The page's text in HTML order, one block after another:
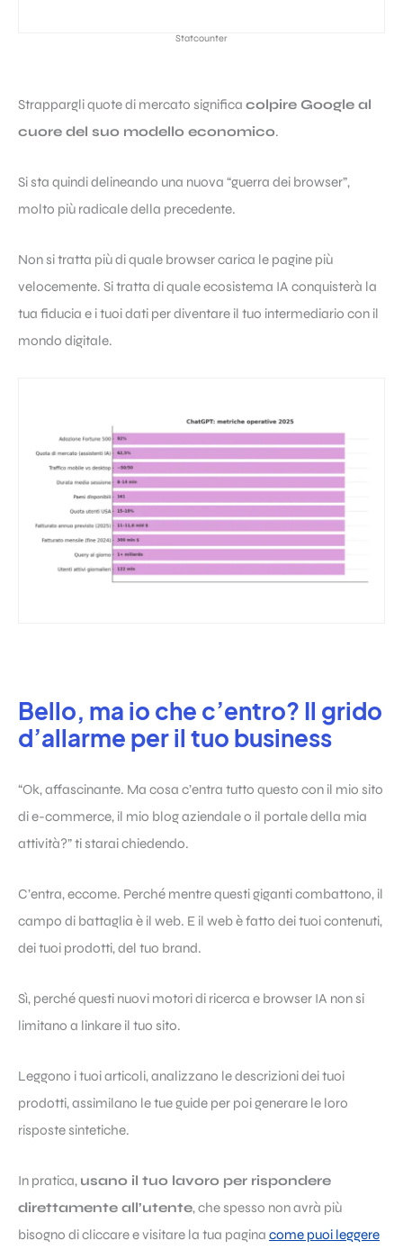
Statcounter
Strappargli quote di mercato significa colpire Google al
cuore del suo modello economico.
Si sta quindi delineando una nuova “guerra dei browser”,
molto più radicale della precedente.
Non si tratta più di quale browser carica le pagine più
velocemente. Si tratta di quale ecosistema IA conquisterà la
tua fiducia e i tuoi dati per diventare il tuo intermediario con il
mondo digitale.
Bello, ma io che c’entro? Il grido
d’allarme per il tuo business
“Ok, affascinante. Ma cosa c’entra tutto questo con il mio sito
di e-commerce, il mio blog aziendale o il portale della mia
attività?” ti starai chiedendo.
C’entra, eccome. Perché mentre questi giganti combattono, il
campo di battaglia è il web. E il web è fatto dei tuoi contenuti,
dei tuoi prodotti, del tuo brand.
Sì, perché questi nuovi motori di ricerca e browser IA non si
limitano a linkare il tuo sito.
Leggono i tuoi articoli, analizzano le descrizioni dei tuoi
prodotti, assimilano le tue guide per poi generare le loro
risposte sintetiche.
In pratica, usano il tuo lavoro per rispondere
direttamente all’utente, che spesso non avrà più
bisogno di cliccare e visitare la tua pagina come puoi leggere